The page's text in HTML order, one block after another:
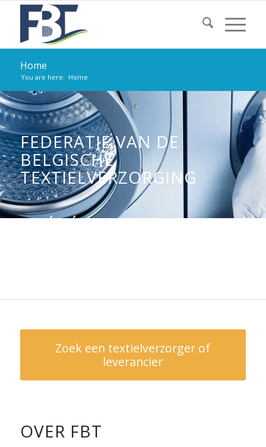
Home
You are here: Home
FEDERATIE VAN DE
BELGISCHE
TEXTIELVERZORGING
FÉDÉRATION BELGE DE
Zoek een textielverzorger of
leverancier
OVER FBT